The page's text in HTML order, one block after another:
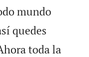
mundo
quedes
toda la